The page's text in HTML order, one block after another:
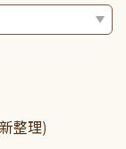
整理)